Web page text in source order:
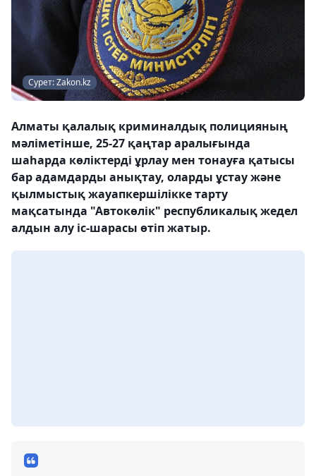
Сурет: Zakon.kz
Алматы қалалық криминалдық полицияның
мәліметінше, 25-27 қаңтар аралығында
шаһарда көліктерді ұрлау мен тонауға қатысы
бар адамдарды анықтау, оларды ұстау және
қылмыстық жауапкершілікке тарту
мақсатында "Автокөлік" республикалық жедел
алдын алу іс-шарасы өтіп жатыр.